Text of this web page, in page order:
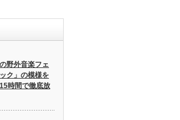
野外音楽フェ
ク」の模様を
時間で徹底放